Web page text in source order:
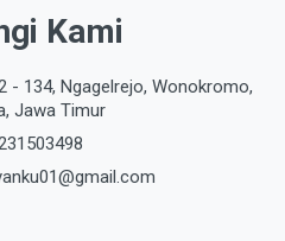
Kami
- 134, Ngagelrejo, Wonokromo,
Jawa Timur